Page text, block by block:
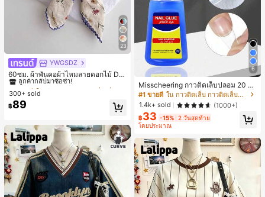
23
YWGSDZ
60ซม. ผ้าพันคอผ้าไหมลายดอกไม้ Dit
sy สีเบจ, เครื่องประดับใหม่สำหรับผู้หญิ
งฤดูใบไม้ผลิ/ฤดูใบไม้ร่วง, ผ้าพันคอผืน
บางอเนกประสงค์หรูหรา
#1 ขายดี
ลูกค้ากลับมาซื้อซ้ำ!
#1 ขายดี
ลูกค้ากลับมาซื้อซ้ำ!
#1 ขายดี
ลูกค้ากลับมาซื้อซ้ำ!
#1 ขายดี
ใน สีเบจ ผ้าพันคอทรงสี่เหลี่ยมและผ้าพันคอสำหรับผู้
300+ sold
฿89
6
Misscheering กาวติดเล็บปลอม 20 กรั
ม แรงยึดสูง เจลสติกเกอร์เล็บนุ่ม แห้งเร็
ว เหมาะสำหรับผู้เริ่มต้นทำเล็บ ติดทนน
าน
#1 ขายดี
ใน กาวติดเล็บ กาวติดเล็บและสารยึดติด
1.4k+ sold
(1000+)
฿33 -15% 2 วันสุดท้าย
โดยประมาณ